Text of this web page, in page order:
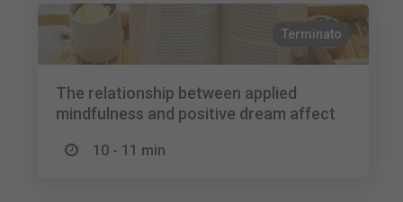
Terminato
The relationship between applied
mindfulness and positive dream affect
10 - 11 min